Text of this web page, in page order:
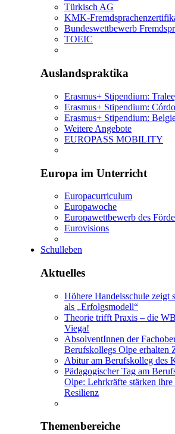
Türkisch AG
KMK-
Bundeswettbewerb
TOEIC
Auslandspraktika
Erasmus+ Stipendium:
Erasmus+ Stipendium:
Erasmus+ Stipendium:
Weitere Angebote
EUROPASS MOBILITY
Europa im Unterricht
Europacurriculum
Europawoche
Europawettbewerb des
Eurovisions
Schulleben
Aktuelles
Höhere Handelsschule zeigt
als „Erfolgsmodell“
Theorie trifft Praxis – die
Viega!
AbsolventInnen der
Berufskollegs Olpe erhalten
Abitur am Berufskolleg des
Pädagogischer Tag am
Olpe: Lehrkräfte stärken ihre
Resilienz
Themenbereiche